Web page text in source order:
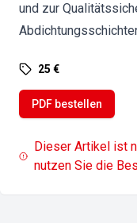
und zur
25 €
PDF bestellen
Dieser Artikel ist
nutzen Sie die